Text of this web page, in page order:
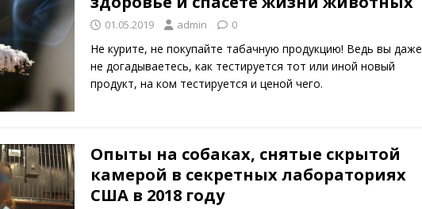
01.05.2019 admin 0
Не курите, не покупайте табачную продукцию! Ведь вы даже
не догадываетесь, как тестируется тот или иной новый
продукт, на ком тестируется и ценой чего.
Опыты на собаках, снятые скрытой
камерой в секретных лабораториях
США в 2018 году